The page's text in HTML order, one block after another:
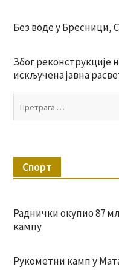
Без воде у Бресници,
Због
искључена јавна
Спорт
Раднички окупио 87
кампу
Рукометни камп у